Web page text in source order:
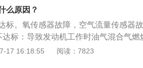
A6、奥迪A7、奥迪A8、奥迪Q1、奥迪
Q8、奥迪TT、奥迪R8以及S、RS性能
么原因？
标。氧传感器故障，空气流量传感器
达标：导致发动机工作时油气混合气
车安全，会对发动机造成危害。2、氧
17 16:18:55 阅读：7823